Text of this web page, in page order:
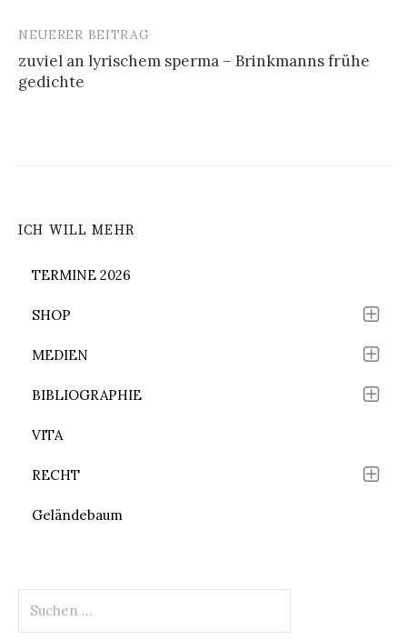
NEUERER BEITRAG
zuviel an lyrischem sperma – Brinkmanns frühe
gedichte
ICH WILL MEHR
TERMINE 2026
SHOP
MEDIEN
BIBLIOGRAPHIE
VITA
RECHT
Geländebaum
nach: